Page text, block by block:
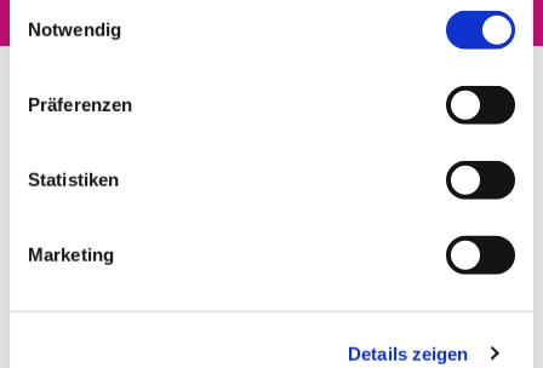
Notwendig
Präferenzen
Statistiken
Marketing
Details zeigen